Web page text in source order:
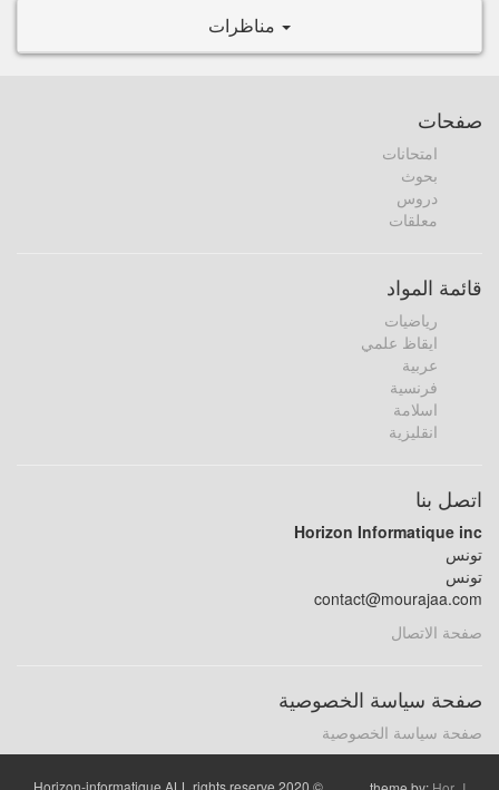
مناظرات
صفحات
امتحانات
بحوث
دروس
معلقات
قائمة المواد
رياضيات
ايقاظ علمي
عربية
فرنسية
اسلامة
انقليزية
اتصل بنا
Horizon Informatique inc
تونس
تونس
contact@mourajaa.com
صفحة الاتصال
صفحة سياسة الخصوصية
صفحة سياسة الخصوصية
© 2020 Horizon-informatique ALL rights reserve